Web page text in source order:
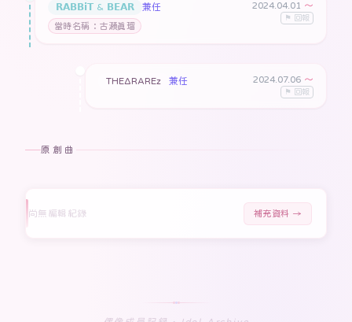
𝗥𝗔𝗕𝗕𝗶𝗧 & 𝗕𝗘𝗔𝗥
兼任
當時名稱：古瀬真瑠
2024.04.01 〜
⚑ 回報
THEΔRAREz 兼任 2024.07.06 〜
⚑ 回報
原創曲
尚無編輯紀錄 補充資料 →